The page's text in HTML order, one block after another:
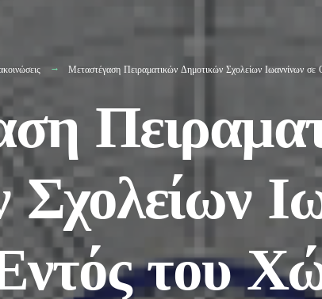
Μεταστέγαση Πειραματικών Δημοτικών Σχολείων Ιωαννίνων
του